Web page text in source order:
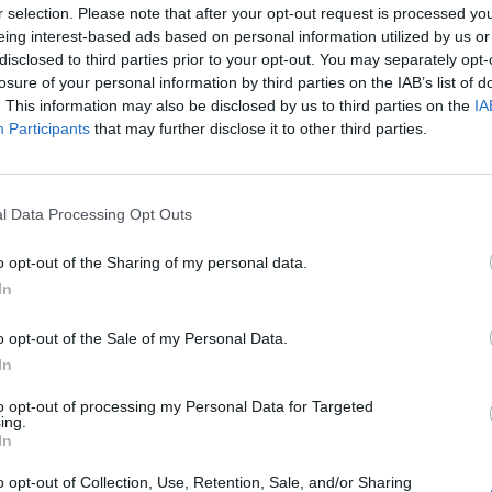
selection. Please note that after your opt-out request is processed
interest-based ads based on personal information utilized by us
to third parties prior to your opt-out. You may separately
of your personal information by third parties on the IAB’s list of
This information may also be disclosed by us to third parties on the
Participants that may further disclose it to other third parties.
Data Processing Opt Outs
opt-out of the Sharing of my personal data.
opt-out of the Sale of my Personal Data.
opt-out of processing my Personal Data for Targeted
opt-out of Collection, Use, Retention, Sale, and/or Sharing
diventa una vera e propria pozione.
la persona da conquistare, da
innamorata. Un simpatico
per improvvisarsi seduttrice come Mata
Afrodite, o le più grandi eroine del
non tentare l'esperimento? Per
ottenuto miscelando i vari
su se stessi e attendere i risultati.
Rudy Giuliani a Come States?